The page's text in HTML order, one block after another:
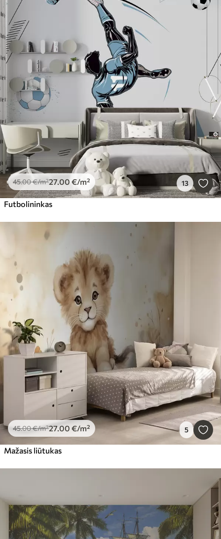
45.00€/m²27.00 €/m² 13
Futbolininkas
45.00€/m²27.00 €/m² 5
Mažasis liūtukas